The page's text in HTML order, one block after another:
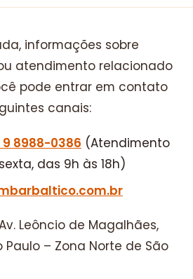
informações sobre
atendimento relacionado
pode entrar em contato
canais:
9 8988-0386 (Atendimento
das 9h às 18h)
Leôncio de Magalhães,
Paulo – Zona Norte de São